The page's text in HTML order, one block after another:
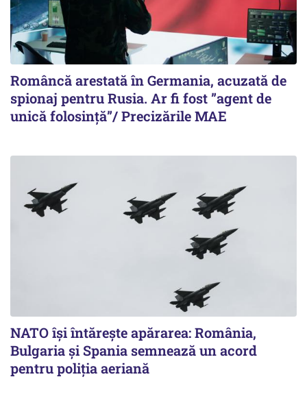
Româncă arestată în Germania, acuzată de
spionaj pentru Rusia. Ar fi fost ”agent de
unică folosință”/ Precizările MAE
NATO își întărește apărarea: România,
Bulgaria și Spania semnează un acord
pentru poliția aeriană